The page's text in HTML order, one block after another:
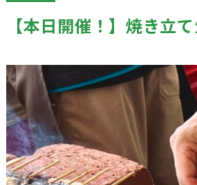
【本日開催！】焼き立